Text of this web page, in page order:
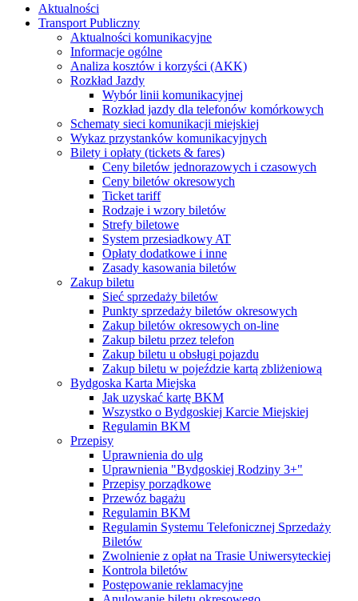
Aktualności
Transport Publiczny
Aktualności komunikacyjne
Informacje ogólne
Analiza kosztów i korzyści (AKK)
Rozkład Jazdy
Wybór linii komunikacyjnej
Rozkład jazdy dla telefonów komórkowych
Schematy sieci komunikacji miejskiej
Wykaz przystanków komunikacyjnych
Bilety i opłaty (tickets & fares)
Ceny biletów jednorazowych i czasowych
Ceny biletów okresowych
Ticket tariff
Rodzaje i wzory biletów
Strefy biletowe
System przesiadkowy AT
Opłaty dodatkowe i inne
Zasady kasowania biletów
Zakup biletu
Sieć sprzedaży biletów
Punkty sprzedaży biletów okresowych
Zakup biletów okresowych on-line
Zakup biletu przez telefon
Zakup biletu u obsługi pojazdu
Zakup biletu w pojeździe kartą zbliżeniową
Bydgoska Karta Miejska
Jak uzyskać kartę BKM
Wszystko o Bydgoskiej Karcie Miejskiej
Regulamin BKM
Przepisy
Uprawnienia do ulg
Uprawnienia "Bydgoskiej Rodziny 3+"
Przepisy porządkowe
Przewóz bagażu
Regulamin BKM
Regulamin Systemu Telefonicznej Sprzedaży
Biletów
Zwolnienie z opłat na Trasie Uniwersyteckiej
Kontrola biletów
Postępowanie reklamacyjne